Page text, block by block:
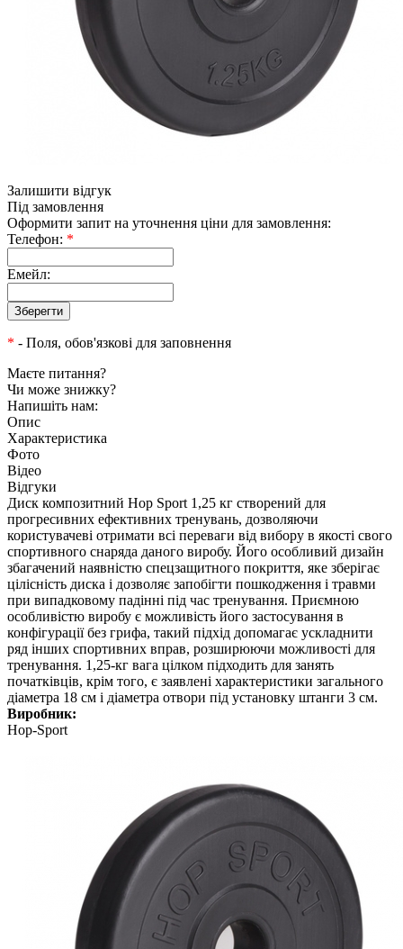
Залишити відгук
Під замовлення
Оформити запит на уточнення ціни для замовлення:
Телефон: *
Емейл:
* - Поля, обов'язкові для заповнення
Маєте питання?
Чи може знижку?
Напишіть нам:
Опис
Характеристика
Фото
Відео
Відгуки
Диск композитний Hop Sport 1,25 кг створений для
прогресивних ефективних тренувань, дозволяючи
користувачеві отримати всі переваги від вибору в якості свого
спортивного снаряда даного виробу. Його особливий дизайн
збагачений наявністю спецзащитного покриття, яке зберігає
цілісність диска і дозволяє запобігти пошкодження і травми
при випадковому падінні під час тренування. Приємною
особливістю виробу є можливість його застосування в
конфігурації без грифа, такий підхід допомагає ускладнити
ряд інших спортивних вправ, розширюючи можливості для
тренування. 1,25-кг вага цілком підходить для занять
початківців, крім того, є заявлені характеристики загального
діаметра 18 см і діаметра отвори під установку штанги 3 см.
Виробник:
Hop-Sport